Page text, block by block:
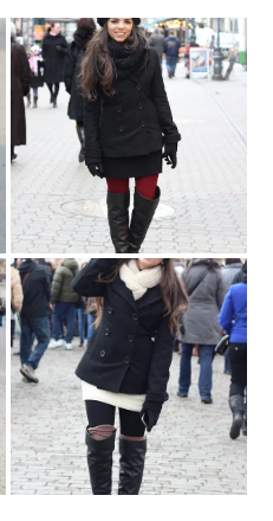
Budapest, HUNGARY
HAPPY NEW YEAR!